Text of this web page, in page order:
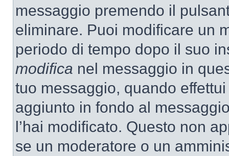
messaggio premendo il
eliminare. Puoi modificare un
periodo di tempo dopo il suo
modifica nel messaggio in
tuo messaggio, quando
aggiunto in fondo al
l’hai modificato. Questo non
se un moderatore o un